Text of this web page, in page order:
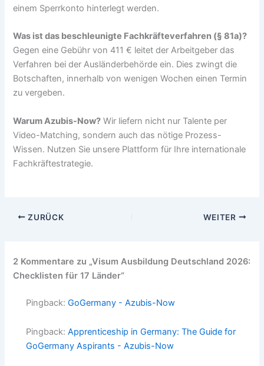
einem Sperrkonto hinterlegt werden.
Was ist das beschleunigte Fachkräfteverfahren (§ 81a)?
Gegen eine Gebühr von 411 € leitet der Arbeitgeber das
Verfahren bei der Ausländerbehörde ein. Dies zwingt die
Botschaften, innerhalb von wenigen Wochen einen Termin
zu vergeben.
Warum Azubis-Now? Wir liefern nicht nur Talente per
Video-Matching, sondern auch das nötige Prozess-
Wissen. Nutzen Sie unsere Plattform für Ihre internationale
Fachkräftestrategie.
ZURÜCK WEITER
2 Kommentare zu „Visum Ausbildung Deutschland 2026:
Checklisten für 17 Länder“
Pingback:GoGermany - Azubis-Now
Pingback:Apprenticeship in Germany: The Guide for
GoGermany Aspirants - Azubis-Now